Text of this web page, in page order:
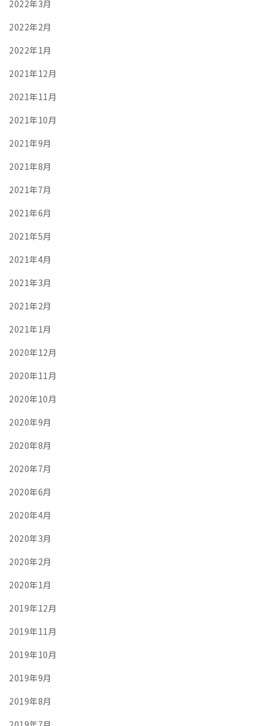
2022年3月
2022年2月
2022年1月
2021年12月
2021年11月
2021年10月
2021年9月
2021年8月
2021年7月
2021年6月
2021年5月
2021年4月
2021年3月
2021年2月
2021年1月
2020年12月
2020年11月
2020年10月
2020年9月
2020年8月
2020年7月
2020年6月
2020年4月
2020年3月
2020年2月
2020年1月
2019年12月
2019年11月
2019年10月
2019年9月
2019年8月